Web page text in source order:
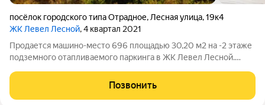
посёлок городского типа Отрадное, Лесная улица,19к4
ЖК Левел Лесной, 4 квартал 2021
Продается машино-место 696 площадью 30,20 м2 на -2 этаже
подземного отапливаемого паркинга в ЖК Левел Лесной.
организовать большой шкаф для хранения, либо использовать
дополнительную площадь для парковки
Позвонить